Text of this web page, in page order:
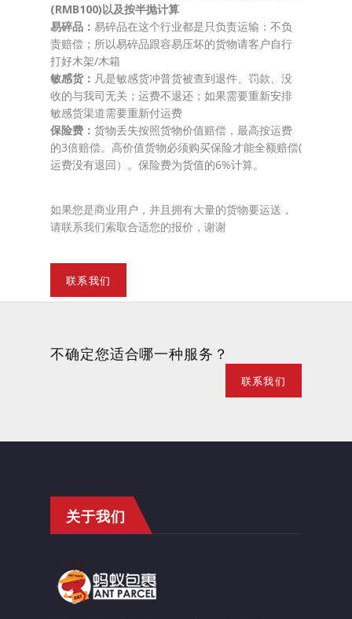
(RMB100)以及按半抛计算
易碎品： 易碎品在这个行业都是只负责运输：不负
责赔偿；所以易碎品跟容易压坏的货物请客户自行
打好木架/木箱
敏感货： 凡是敏感货冲普货被查到退件、罚款、没
收的与我司无关；运费不退还；如果需要重新安排
敏感货渠道需要重新付运费
保险费： 货物丢失按照货物价值赔偿，最高按运费
的3倍赔偿。高价值货物必须购买保险才能全额赔偿(
运费没有退回）。保险费为货值的6%计算。
如果您是商业用户，并且拥有大量的货物要运送，
请联系我们索取合适您的报价，谢谢
联系我们
不确定您适合哪一种服务？
联系我们
关于我们